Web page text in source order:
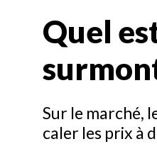
Quel
Sur le marché,
caler les prix à